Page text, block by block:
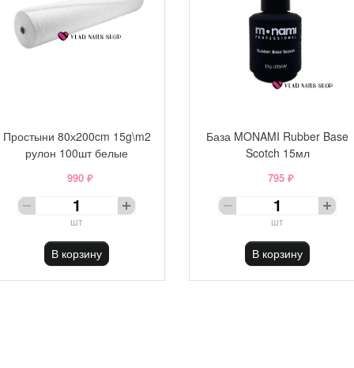
Простыни 80х200cm 15g\m2
рулон 100шт белые
990 ₽
шт
В корзину
База MONAMI Rubber Base
Scotch 15мл
795 ₽
шт
В корзину